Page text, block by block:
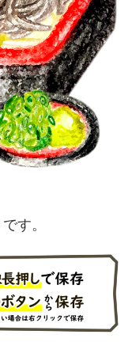
す。